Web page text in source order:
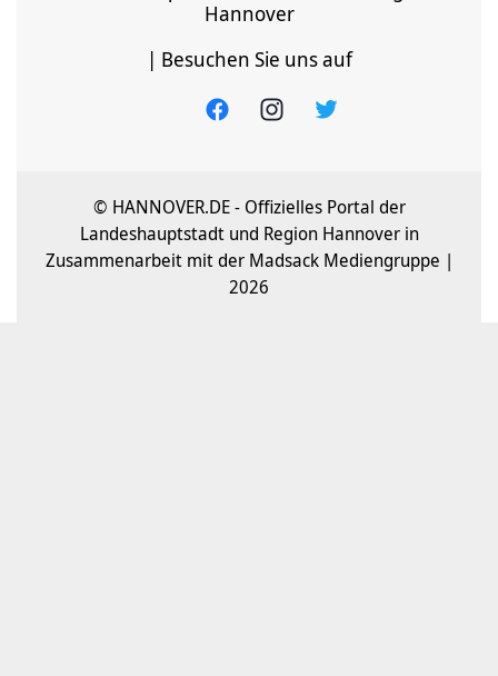
Hannover
| Besuchen Sie uns auf
© HANNOVER.DE - Offizielles Portal der
Landeshauptstadt und Region Hannover in
Zusammenarbeit mit der Madsack Mediengruppe |
2026